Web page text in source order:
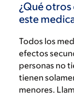
¿Qué
este
Todos los
efectos
personas no
tienen
menores.